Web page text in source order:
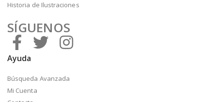
Historia de Ilustraciones
SÍGUENOS
Ayuda
Búsqueda Avanzada
Mi Cuenta